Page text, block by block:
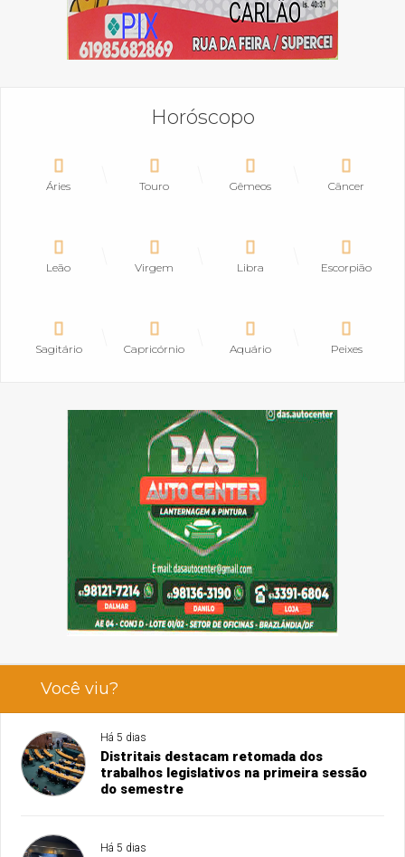
Horóscopo
Áries Touro Gêmeos Câncer
Leão Virgem Libra Escorpião
Sagitário Capricórnio Aquário Peixes
Você viu?
Há 5 dias
Distritais destacam retomada dos
trabalhos legislativos na primeira sessão
do semestre
Há 5 dias